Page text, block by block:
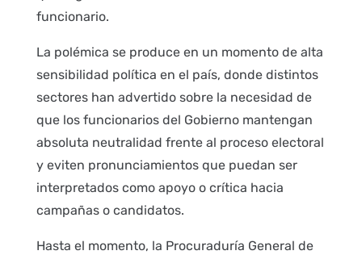
funcionario.
La polémica se produce en un momento de alta
sensibilidad política en el país, donde distintos
sectores han advertido sobre la necesidad de
que los funcionarios del Gobierno mantengan
absoluta neutralidad frente al proceso electoral
y eviten pronunciamientos que puedan ser
interpretados como apoyo o crítica hacia
campañas o candidatos.
Hasta el momento, la Procuraduría General de